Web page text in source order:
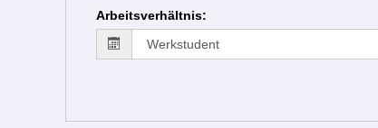
Arbeitsverhältnis: